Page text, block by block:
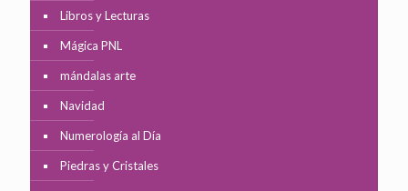
Libros y Lecturas
Mágica PNL
mándalas arte
Navidad
Numerología al Día
Piedras y Cristales